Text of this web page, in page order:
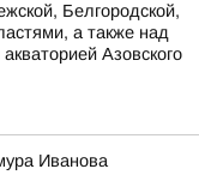
Белгородской,
а также над
Азовского
Иванова